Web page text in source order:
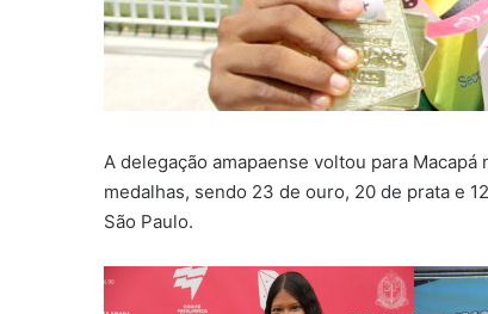
A delegação amapaense voltou para
medalhas, sendo 23 de ouro, 20 de prata e
São Paulo.